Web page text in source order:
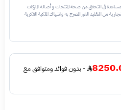
في التحقق من صحة المنتجات و أصالة الماركات
من التقليد الغير المصرح به وانتهاك الملكية الفكرية
- بدون فوائد ومتوافق مع